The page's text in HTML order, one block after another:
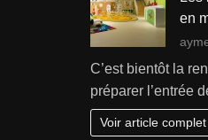
en
C’est bientôt la
préparer l’entrée
Voir article complet